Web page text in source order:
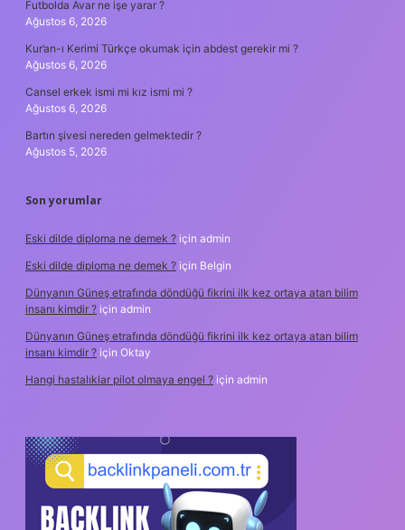
Futbolda Avar ne işe yarar ?
Ağustos 6, 2026
Kur’an-ı Kerimi Türkçe okumak için abdest gerekir mi ?
Ağustos 6, 2026
Cansel erkek ismi mi kız ismi mi ?
Ağustos 6, 2026
Bartın şivesi nereden gelmektedir ?
Ağustos 5, 2026
Son yorumlar
Eski dilde diploma ne demek ? için admin
Eski dilde diploma ne demek ? için Belgin
Dünyanın Güneş etrafında döndüğü fikrini ilk kez ortaya atan bilim
insanı kimdir ? için admin
Dünyanın Güneş etrafında döndüğü fikrini ilk kez ortaya atan bilim
insanı kimdir ? için Oktay
Hangi hastalıklar pilot olmaya engel ? için admin